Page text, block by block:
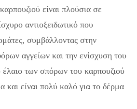
είναι πλούσια σε
αντιοξειδωτικό που
συμβάλλοντας στην
αγγείων και την ενίσχυση του
έλαιο των σπόρων του καρπουζιού
και είναι πολύ καλό για το δέρμα